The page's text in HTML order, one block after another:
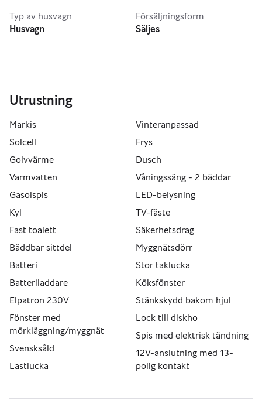
Typ av husvagn
Husvagn
Försäljningsform
Säljes
Utrustning
Markis
Solcell
Golvvärme
Varmvatten
Gasolspis
Kyl
Fast toalett
Bäddbar sittdel
Batteri
Batteriladdare
Elpatron 230V
Fönster med
mörkläggning/myggnät
Svensksåld
Lastlucka
Vinteranpassad
Frys
Dusch
Våningssäng - 2 bäddar
LED-belysning
TV-fäste
Säkerhetsdrag
Myggnätsdörr
Stor taklucka
Köksfönster
Stänkskydd bakom hjul
Lock till diskho
Spis med elektrisk tändning
12V-anslutning med 13-
polig kontakt